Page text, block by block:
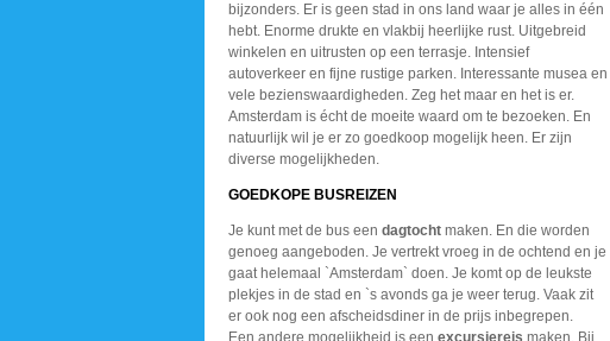
bijzonders. Er is geen stad in ons land waar je alles in één
hebt. Enorme drukte en vlakbij heerlijke rust. Uitgebreid
winkelen en uitrusten op een terrasje. Intensief
autoverkeer en fijne rustige parken. Interessante musea en
vele bezienswaardigheden. Zeg het maar en het is er.
Amsterdam is écht de moeite waard om te bezoeken. En
natuurlijk wil je er zo goedkoop mogelijk heen. Er zijn
diverse mogelijkheden.
GOEDKOPE BUSREIZEN
Je kunt met de bus een dagtocht maken. En die worden
genoeg aangeboden. Je vertrekt vroeg in de ochtend en je
gaat helemaal `Amsterdam` doen. Je komt op de leukste
plekjes in de stad en `s avonds ga je weer terug. Vaak zit
er ook nog een afscheidsdiner in de prijs inbegrepen.
Een andere mogelijkheid is een excursiereis maken. Bij